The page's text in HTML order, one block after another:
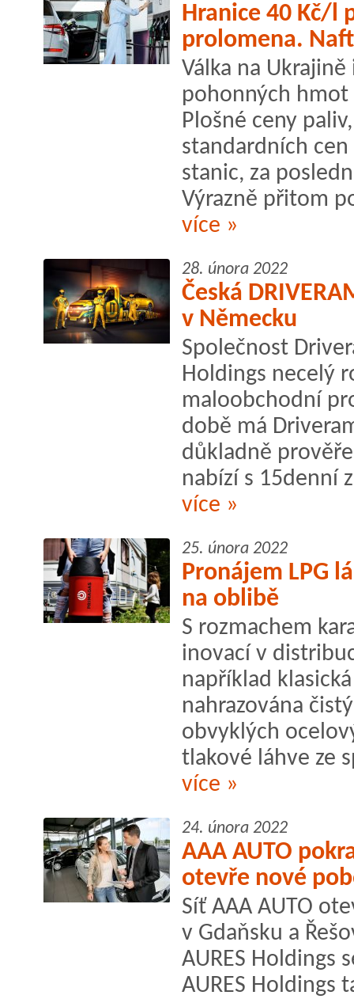
Hranice 40 Kč/l
prolomena.
Válka na
pohonných
Plošné ceny
standardních
stanic, za
Výrazně přitom
více »
28. února 2022
Česká
v Německu
Společnost
Holdings necelý
maloobchodní
době má
důkladně
nabízí s 15denní
více »
25. února 2022
Pronájem LPG
na oblibě
S rozmachem
inovací v
například
nahrazována
obvyklých
tlakové láhve ze
více »
24. února 2022
AAA AUTO
otevře nové
Síť AAA AUTO
v Gdaňsku a
AURES Holdings
AURES Holdings